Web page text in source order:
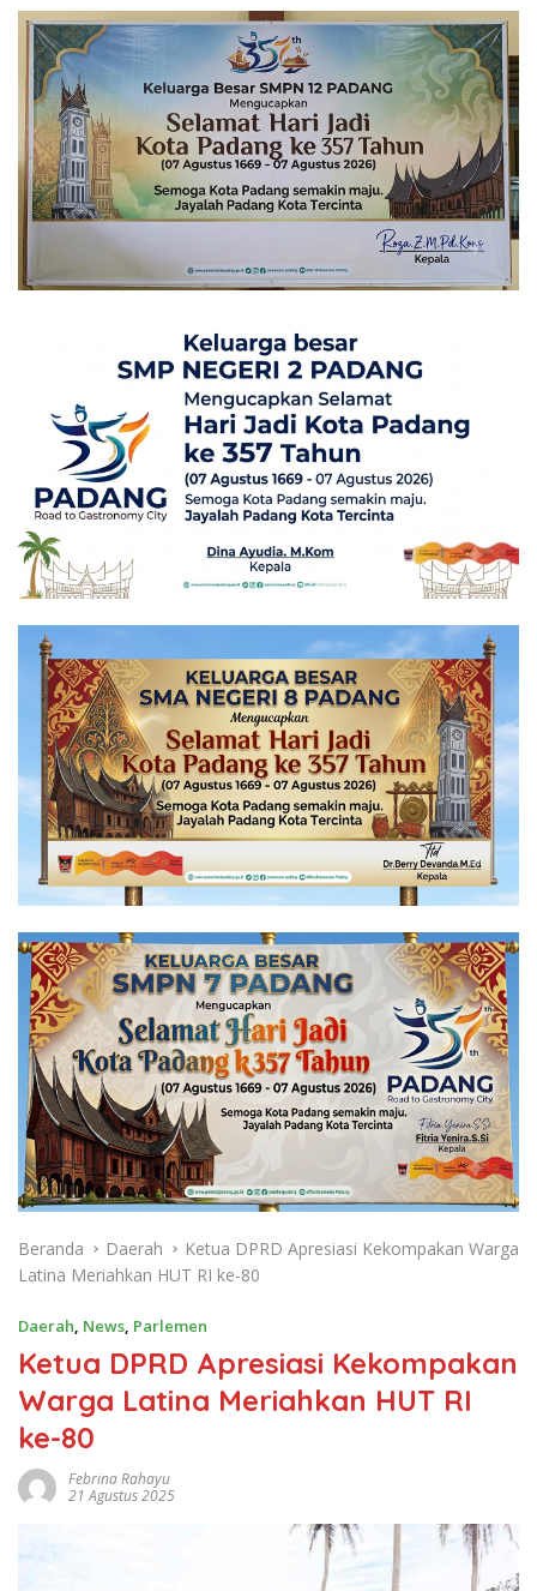
Beranda Daerah
Ketua DPRD Apresiasi Kekompakan Warga
Latina Meriahkan HUT RI ke-80
Daerah, News, Parlemen
Ketua DPRD Apresiasi Kekompakan
Warga Latina Meriahkan HUT RI
ke-80
Febrina Rahayu
21 Agustus 2025